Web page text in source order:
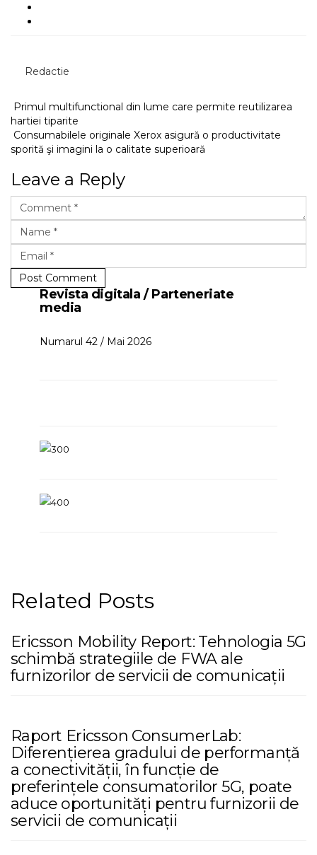
Redactie
Primul multifunctional din lume care permite reutilizarea
hartiei tiparite
Consumabilele originale Xerox asigură o productivitate
sporită şi imagini la o calitate superioară
Leave a Reply
Post Comment
Revista digitala / Parteneriate
media
Numarul 42 / Mai 2026
Related Posts
Ericsson Mobility Report: Tehnologia 5G
schimbă strategiile de FWA ale
furnizorilor de servicii de comunicații
Raport Ericsson ConsumerLab:
Diferențierea gradului de performanță
a conectivității, în funcție de
preferințele consumatorilor 5G, poate
aduce oportunități pentru furnizorii de
servicii de comunicații